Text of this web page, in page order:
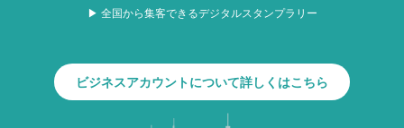
▶ 全国から集客できるデジタルスタンプラリー
ビジネスアカウントについて詳しくはこちら